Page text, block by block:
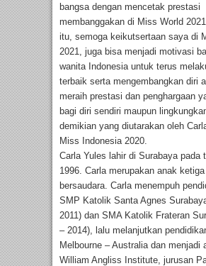
bangsa dengan mencetak prestasi
membanggakan di Miss World
itu, semoga keikutsertaan saya di
2021, juga bisa menjadi motivasi
wanita Indonesia untuk terus
terbaik serta mengembangkan diri
meraih prestasi dan penghargaan
bagi diri sendiri maupun
demikian yang diutarakan oleh
Miss Indonesia 2020.
Carla Yules lahir di Surabaya pada
1996. Carla merupakan anak
bersaudara. Carla menempuh
SMP Katolik Santa Agnes
2011) dan SMA Katolik Frateran
– 2014), lalu melanjutkan
Melbourne – Australia dan menjadi
William Angliss Institute, jurusan